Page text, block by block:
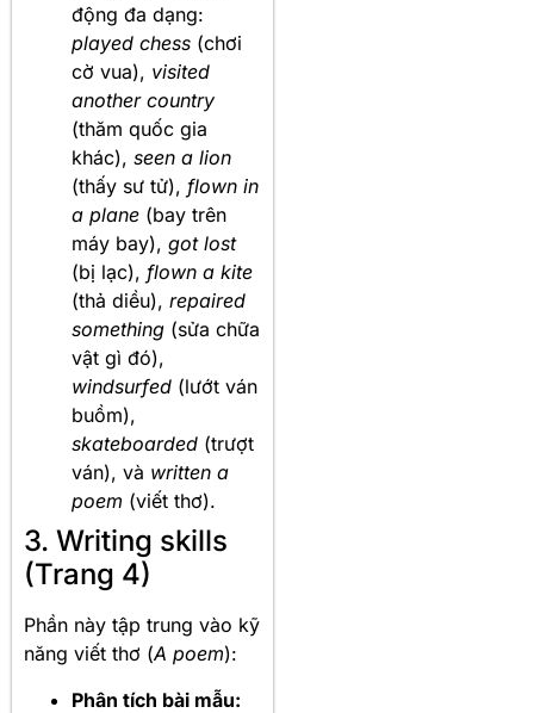
động đa dạng:
played chess (chơi
cờ vua), visited
another country
(thăm quốc gia
khác), seen a lion
(thấy sư tử), flown in
a plane (bay trên
máy bay), got lost
(bị lạc), flown a kite
(thả diều), repaired
something (sửa chữa
vật gì đó),
windsurfed (lướt ván
buồm),
skateboarded (trượt
ván), và written a
poem (viết thơ).
3. Writing skills
(Trang 4)
Phần này tập trung vào kỹ
năng viết thơ (A poem):
Phân tích bài mẫu: